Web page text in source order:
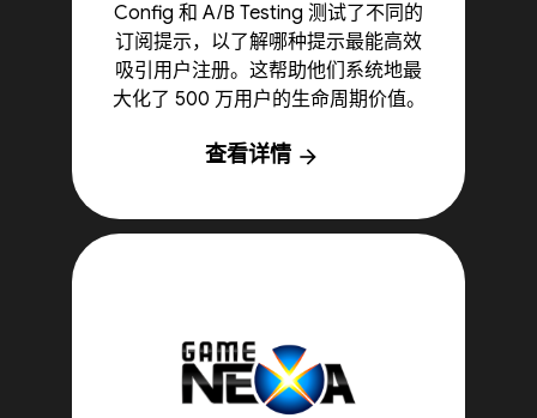
Config 和 A/B Testing 测试了不同的
订阅提示，以了解哪种提示最能高效
吸引用户注册。这帮助他们系统地最
大化了 500 万用户的生命周期价值。
查看详情 arrow_forward